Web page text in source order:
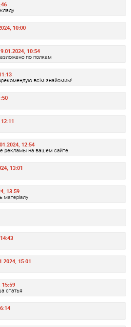
10:00
9.01.2024, 10:54
по полкам
всім знайомим!
12:54
рекламы на вашем сайте.
13:01
13:59
матеріалу
15:01
15:59
статья